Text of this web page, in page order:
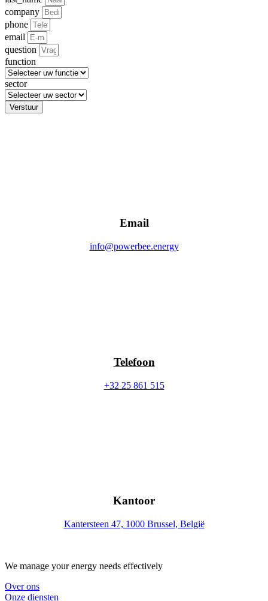
company
phone
email
question
function
sector
Verstuur
Email
info@powerbee.energy
Telefoon
+32 25 861 515
Kantoor
Kantersteen 47, 1000 Brussel, België
We manage your energy needs effectively
Over ons
Onze diensten